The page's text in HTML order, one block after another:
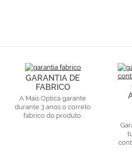
GARANTIA DE
FABRICO
A Mais Optica garante
durante 3 anos o correto
fabrico do produto.